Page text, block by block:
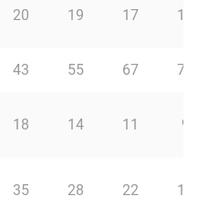
20 19 17 14
43 55 67 78
18 14 11 9
35 28 22 16